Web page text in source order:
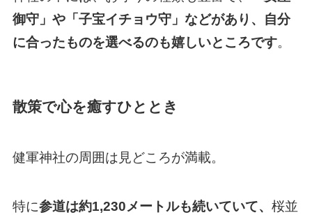
御守」や「子宝イチョウ守」などがあり、自分
に合ったものを選べるのも嬉しいところです。
散策で心を癒すひととき
健軍神社の周囲は見どころが満載。
特に参道は約1,230メートルも続いていて、 桜並